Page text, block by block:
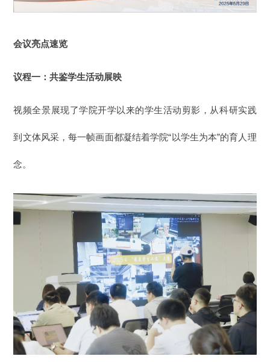
会议亮点速览
议程一：共鉴学生活动展映
视频全景展现了学院开学以来的学生活动剪影，从科研实践
到文体风采，每一帧画面都凝结着学院“以学生为本”的育人理
念。